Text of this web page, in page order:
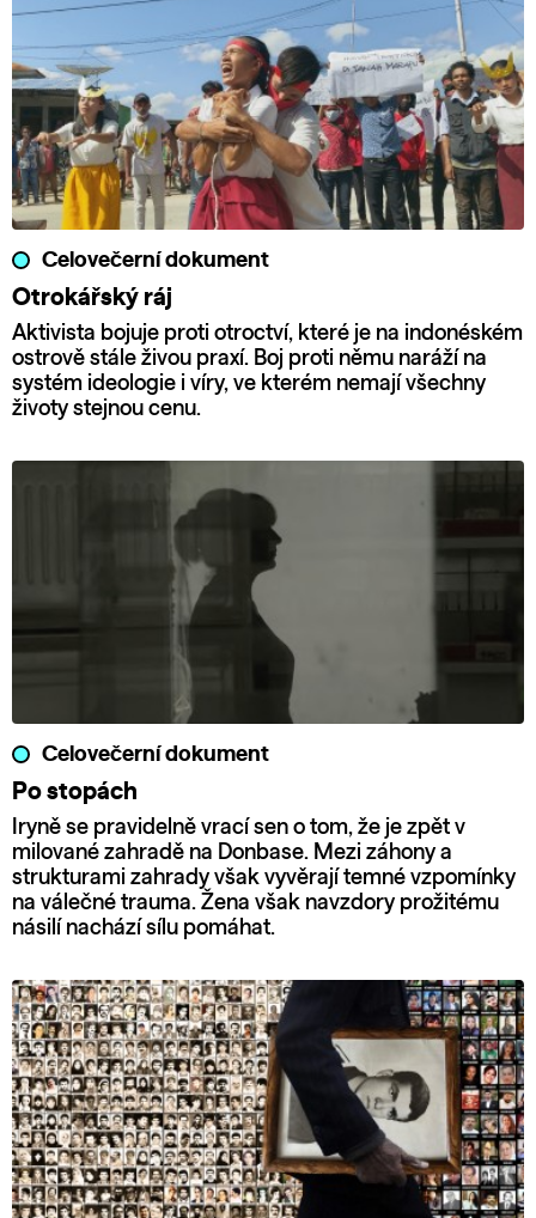
Celovečerní dokument
Otrokářský ráj
Aktivista bojuje proti otroctví, které je na indonéském
ostrově stále živou praxí. Boj proti němu naráží na
systém ideologie i víry, ve kterém nemají všechny
životy stejnou cenu.
Celovečerní dokument
Po stopách
Iryně se pravidelně vrací sen o tom, že je zpět v
milované zahradě na Donbase. Mezi záhony a
strukturami zahrady však vyvěrají temné vzpomínky
na válečné trauma. Žena však navzdory prožitému
násilí nachází sílu pomáhat.